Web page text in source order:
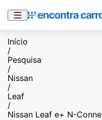
Início
/
Pesquisa
/
Nissan
/
Leaf
/
Nissan Leaf e+ N-